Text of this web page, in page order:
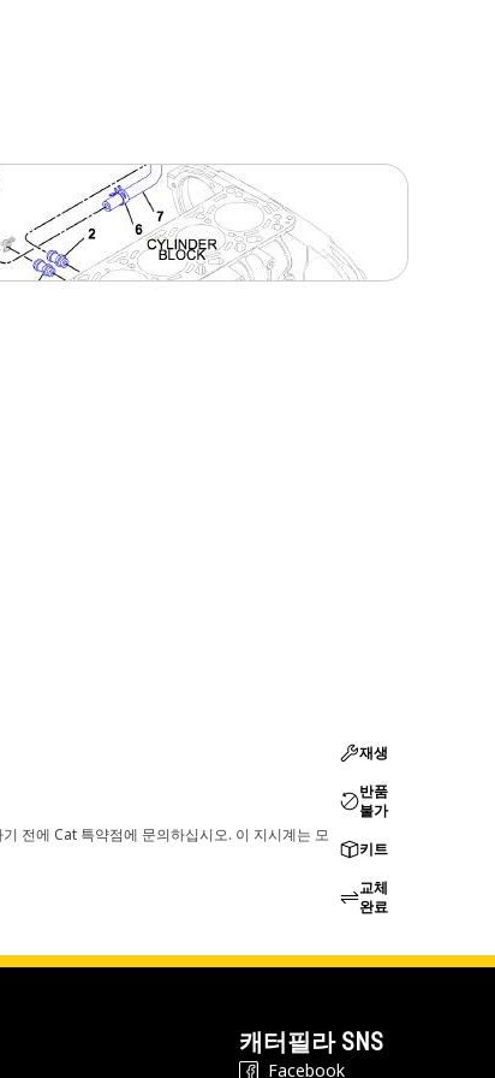
전에 Cat 특약점에 문의하십시오. 이 지시계는 모
재생
반품
불가
키트
교체
완료
캐터필라 SNS
Facebook